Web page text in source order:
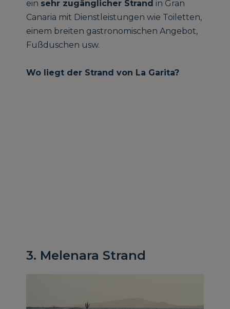
ein sehr zugänglicher Strand in Gran
Canaria mit Dienstleistungen wie Toiletten,
einem breiten gastronomischen Angebot,
Fußduschen usw.
Wo liegt der Strand von La Garita?
3. Melenara Strand